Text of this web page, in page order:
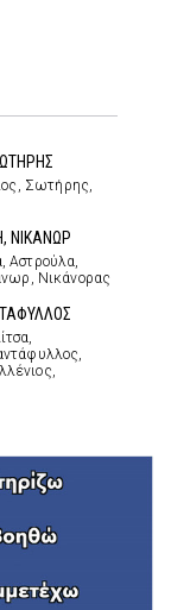
Σωτήρης,
ΝΙΚΑΝΩΡ
Αστρούλα,
Νικάνορας